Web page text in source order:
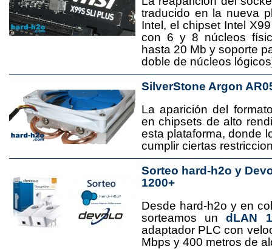
traducido en la nueva
Intel, el chipset Intel
con 6 y 8 núcleos
hasta 20 Mb y soporte
doble de núcleos
SilverStone Argon
La aparición del
en chipsets de alto
esta plataforma, donde
cumplir ciertas
Sorteo hard-h2o y
1200+
Desde hard-h2o y en
sorteamos undLAN
adaptador PLC con
Mbps y 400 metros de